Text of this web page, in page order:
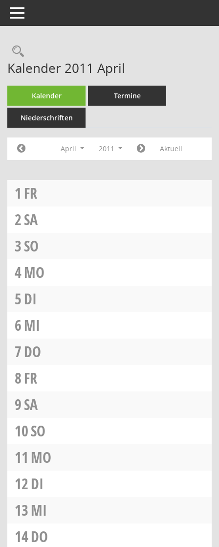
Toggle navigation
Rechercheauswahl
Kalender 2011 April
Kalender Termine
Niederschriften
April 2011 Aktuell
1 FR
2SA
3SO
4MO
5DI
6MI
7DO
8FR
9SA
10SO
11 MO
12DI
13MI
14DO